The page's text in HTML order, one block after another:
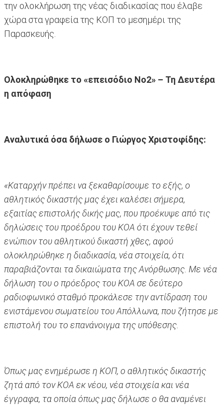
την ολοκλήρωση της νέας διαδικασίας που έλαβε
χώρα στα γραφεία της ΚΟΠ το μεσημέρι της
Παρασκευής.
Ολοκληρώθηκε το «επεισόδιο Νο2» – Τη Δευτέρα
η απόφαση
Αναλυτικά όσα δήλωσε ο Γιώργος Χριστοφίδης:
«Καταρχήν πρέπει να ξεκαθαρίσουμε το εξής, ο
αθλητικός δικαστής μας έχει καλέσει σήμερα,
εξαιτίας επιστολής δικής μας, που προέκυψε από τις
δηλώσεις του προέδρου του ΚΟΑ ότι έχουν τεθεί
ενώπιον του αθλητικού δικαστή χθες, αφού
ολοκληρώθηκε η διαδικασία, νέα στοιχεία, ότι
παραβιάζονται τα δικαιώματα της Ανόρθωσης. Με νέα
δήλωση του ο πρόεδρος του ΚΟΑ σε δεύτερο
ραδιοφωνικό σταθμό προκάλεσε την αντίδραση του
ενιστάμενου σωματείου του Απόλλωνα, που ζήτησε με
επιστολή του το επανάνοιγμα της υπόθεσης.
Όπως μας ενημέρωσε η ΚΟΠ, ο αθλητικός δικαστής
ζητά από τον ΚΟΑ εκ νέου, νέα στοιχεία και νέα
έγγραφα, τα οποία όπως μας δήλωσε ο θα αναμένει